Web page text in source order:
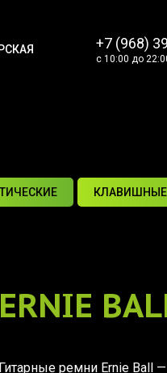
+7 (968)
с 10:00 до
ERNIE
Гитарные ремни Ernie Ball